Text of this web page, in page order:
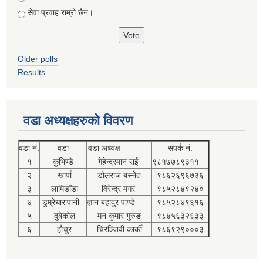
सेवा प्रवाह राम्रो छैन।
Older polls
Results
वडा अध्यक्षहरुको विवरण
वडा नं. वडा वडा अध्यक्ष
संपर्क नं.
१
कुभिण्डे गेहेन्द्रमान राई
९८१७७८९३११
२
खार्पा डोलराज बस्नेत
९८६२६९६७३६
३
लामिडाँडा विरेन्द्र मगर
९८५२८४९२४०
४
डुम्रेधारापानी ज्ञान बहादुर पाण्डे
९८५२८४९६१६
५
दुबेकोल मन कुमार गुरुङ
९८४५६३२६३३
६
हौचुर चिरञ्जिवी कार्की ९८६९२९०००३